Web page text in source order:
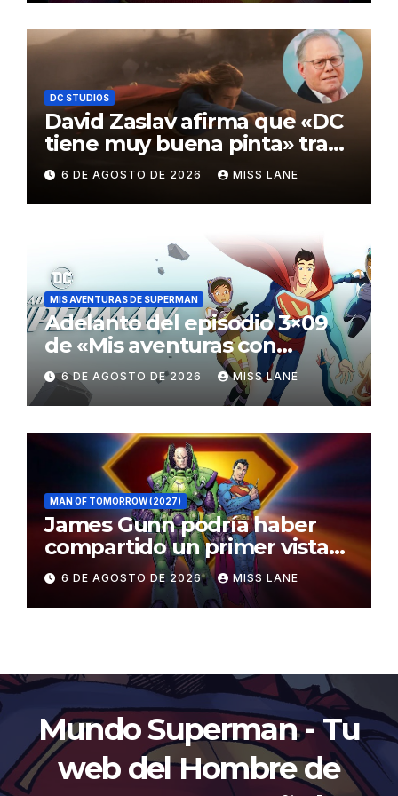
DC STUDIOS
David Zaslav afirma que «DC
tiene muy buena pinta» tras
el fracaso de «Supergirl»
6 DE AGOSTO DE 2026 MISS LANE
MIS AVENTURAS DE SUPERMAN
Adelanto del episodio 3×09
de «Mis aventuras con
Superman»
6 DE AGOSTO DE 2026 MISS LANE
MAN OF TOMORROW (2027)
James Gunn podría haber
compartido un primer vistazo
al traje de Brainiac
6 DE AGOSTO DE 2026 MISS LANE
Mundo Superman - Tu
web del Hombre de